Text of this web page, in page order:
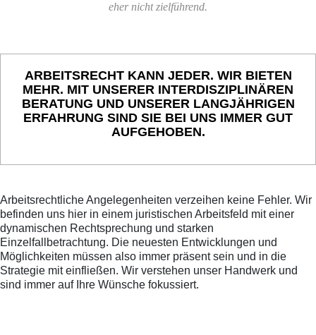
eher nicht zielführend.
ARBEITSRECHT KANN JEDER. WIR BIETEN
MEHR. MIT UNSERER INTERDISZIPLINÄREN
BERATUNG UND UNSERER LANGJÄHRIGEN
ERFAHRUNG SIND SIE BEI UNS IMMER GUT
AUFGEHOBEN.
Arbeitsrechtliche Angelegenheiten verzeihen keine Fehler. Wir
befinden uns hier in einem juristischen Arbeitsfeld mit einer
dynamischen Rechtsprechung und starken
Einzelfallbetrachtung. Die neuesten Entwicklungen und
Möglichkeiten müssen also immer präsent sein und in die
Strategie mit einfließen. Wir verstehen unser Handwerk und
sind immer auf Ihre Wünsche fokussiert.